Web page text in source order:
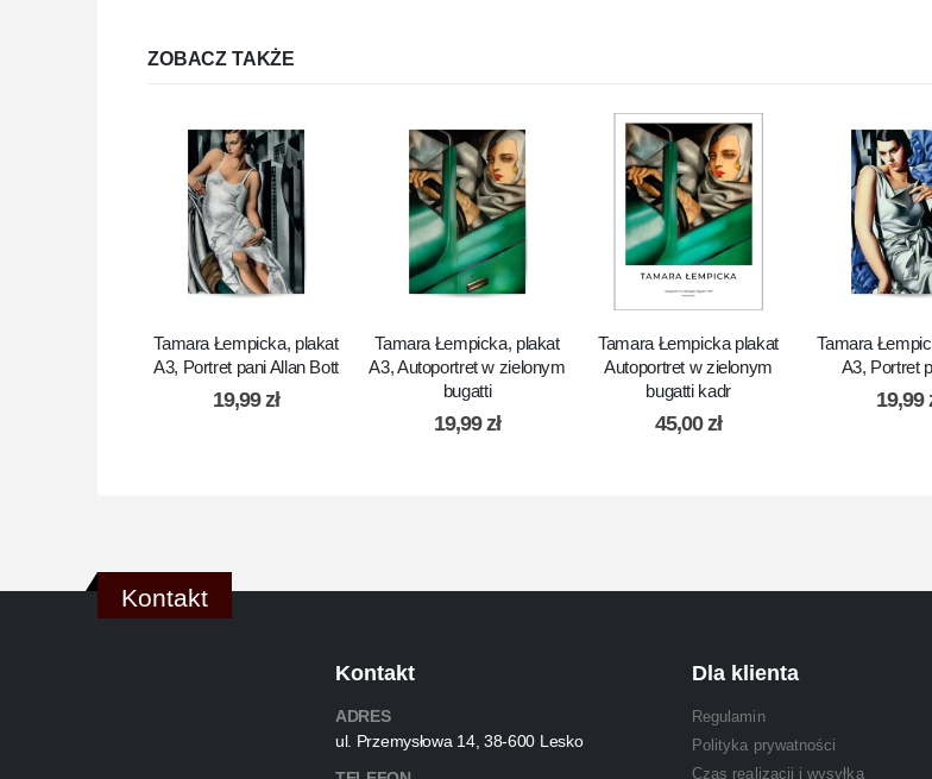
ZOBACZ TAKŻE
Tamara Łempicka, plakat
A3, Portret pani Allan Bott
19,99zł
Tamara Łempicka, plakat
A3, Autoportret w zielonym
bugatti
19,99zł
Tamara Łempicka plakat
Autoportret w zielonym
bugatti kadr
45,00zł
Tamara
A3, Portret
19,99
Kontakt
Kontakt
ADRES
ul. Przemysłowa 14, 38-600 Lesko
Dla klienta
Regulamin
Polityka prywatności
Czas realizacji i wysyłka